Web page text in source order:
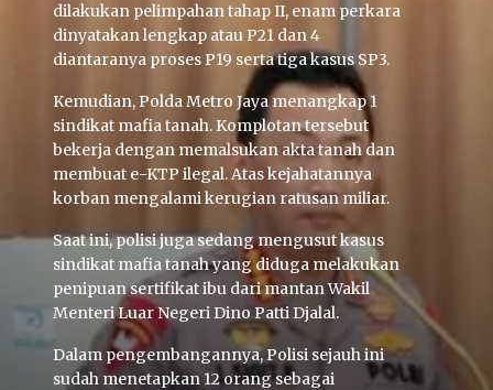
dilakukan pelimpahan tahap II, enam perkara
dinyatakan lengkap atau P21 dan 4
diantaranya proses P19 serta tiga kasus SP3.
Kemudian, Polda Metro Jaya menangkap 1
sindikat mafia tanah. Komplotan tersebut
bekerja dengan memalsukan akta tanah dan
membuat e-KTP ilegal. Atas kejahatannya
korban mengalami kerugian ratusan miliar.
Saat ini, polisi juga sedang mengusut kasus
sindikat mafia tanah yang diduga melakukan
penipuan sertifikat ibu dari mantan Wakil
Menteri Luar Negeri Dino Patti Djalal.
Dalam pengembangannya, Polisi sejauh ini
sudah menetapkan 12 orang sebagai